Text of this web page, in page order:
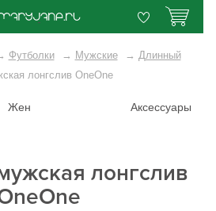
Футболки → Мужские → Длинный
лонгслив OneOne
Жен Аксессуары
лонгслив